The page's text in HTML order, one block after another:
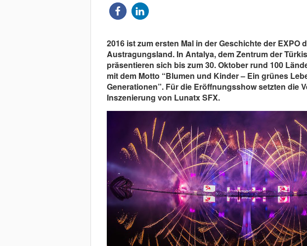
2016 ist zum ersten Mal in der Geschichte der EXPO
Austragungsland. In Antalya, dem Zentrum der
präsentieren sich bis zum 30. Oktober rund 100
mit dem Motto “Blumen und Kinder – Ein grünes
Generationen”. Für die Eröffnungsshow setzten die
Inszenierung von Lunatx SFX.